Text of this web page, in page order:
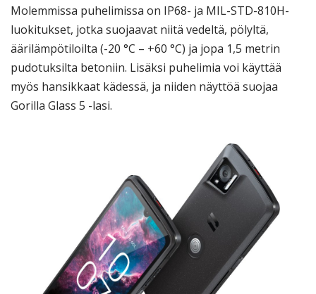
Molemmissa puhelimissa on IP68- ja MIL-STD-810H-
luokitukset, jotka suojaavat niitä vedeltä, pölyltä,
äärilämpötiloilta (-20 °C – +60 °C) ja jopa 1,5 metrin
pudotuksilta betoniin. Lisäksi puhelimia voi käyttää
myös hansikkaat kädessä, ja niiden näyttöä suojaa
Gorilla Glass 5 -lasi.